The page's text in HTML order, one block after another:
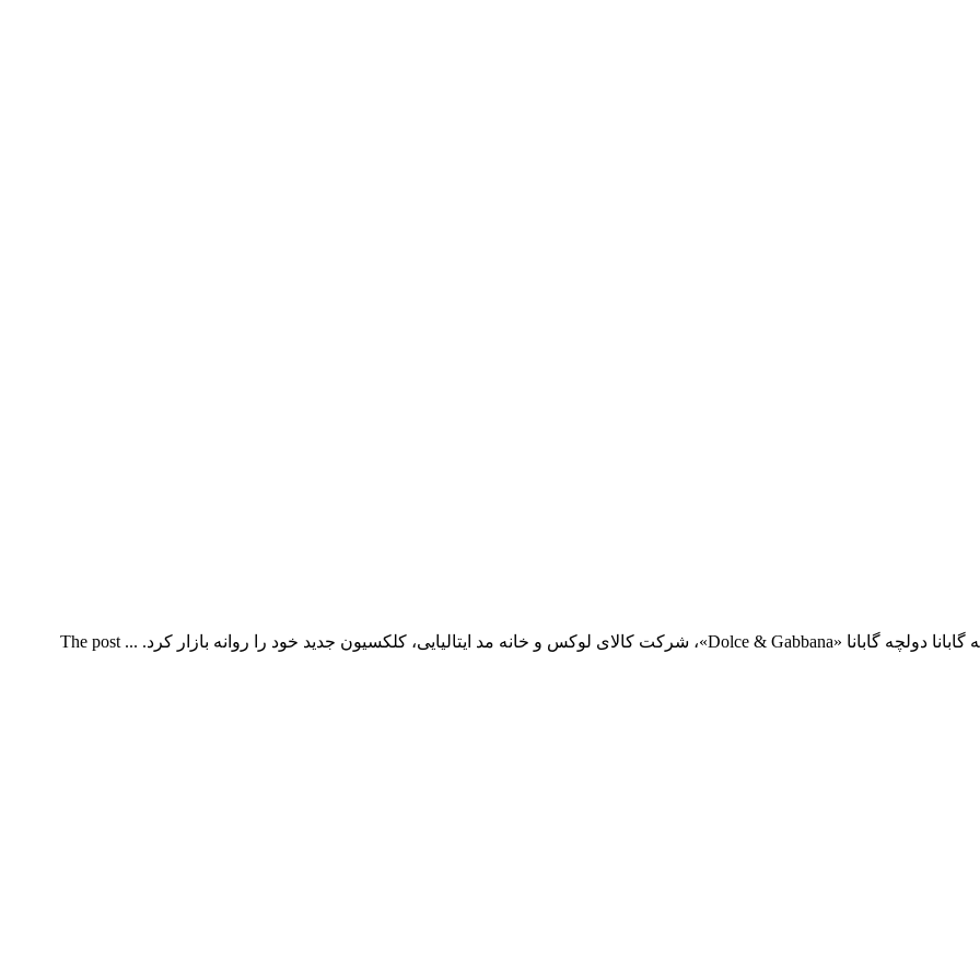
مدل لباس پاییزی دخترانه دولچه گابانامدل لباس پاییزی دخترانه دولچه گابانا دولچه گابانا «Dolce & Gabbana»، شرکت کالای لوکس و خانه مد ایتالیایی، کلکسیون جدید خود را روانه بازار کرد. ... The post